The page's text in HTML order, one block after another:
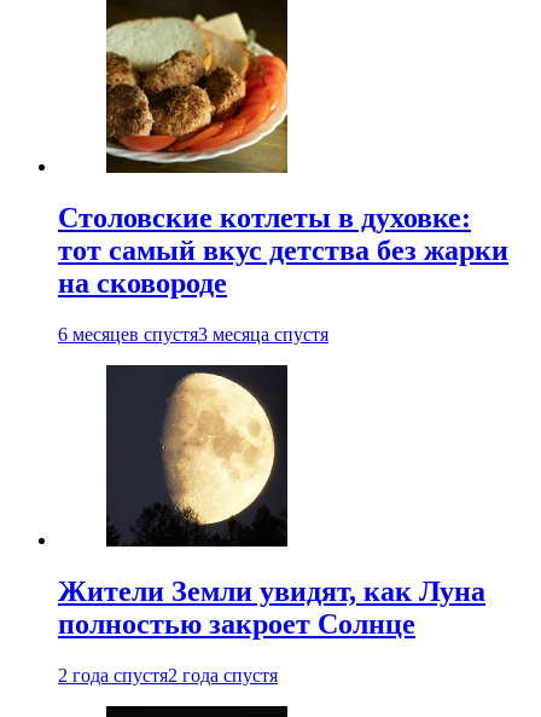
Столовские котлеты в духовке:
тот самый вкус детства без жарки
на сковороде
6 месяцев спустя3 месяца спустя
Жители Земли увидят, как Луна
полностью закроет Солнце
2 года спустя2 года спустя